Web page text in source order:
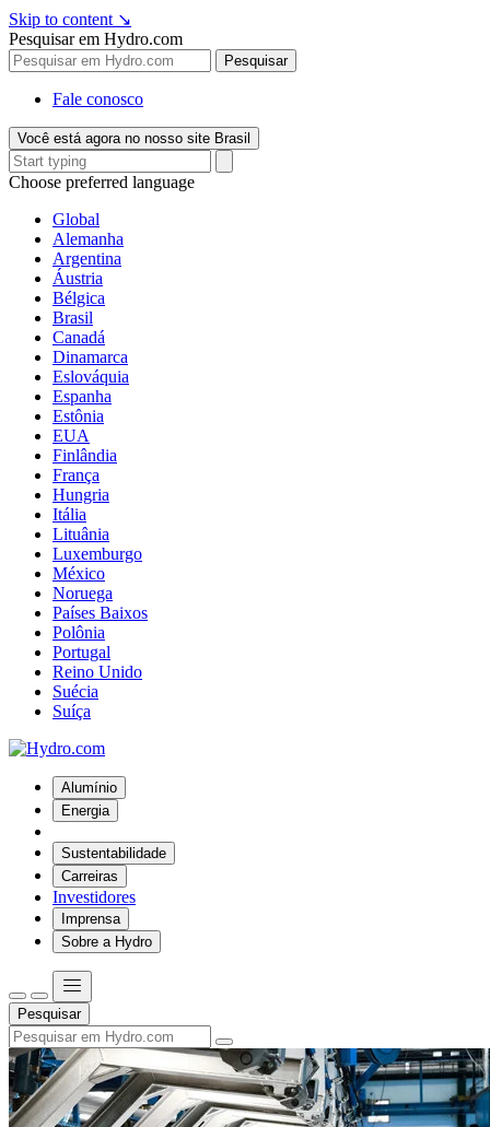
Skip to content ↘
Pesquisar em Hydro.com
Pesquisar
Fale conosco
Você está agora no nosso site Brasil
Choose preferred language
Global
Alemanha
Argentina
Áustria
Bélgica
Brasil
Canadá
Dinamarca
Eslováquia
Espanha
Estônia
EUA
Finlândia
França
Hungria
Itália
Lituânia
Luxemburgo
México
Noruega
Países Baixos
Polônia
Portugal
Reino Unido
Suécia
Suíça
Alumínio
Energia
Sustentabilidade
Carreiras
Investidores
Imprensa
Sobre a Hydro
Pesquisar